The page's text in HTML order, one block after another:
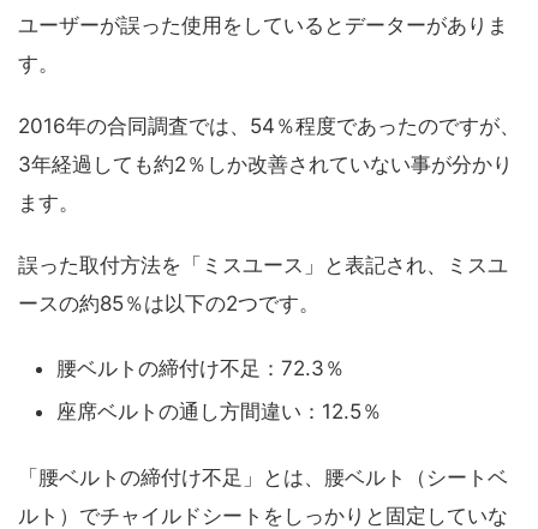
ユーザーが誤った使用をしているとデーターがありま
す。
2016年の合同調査では、54％程度であったのですが、
3年経過しても約2％しか改善されていない事が分かり
ます。
誤った取付方法を「ミスユース」と表記され、ミスユ
ースの約85％は以下の2つです。
腰ベルトの締付け不足：72.3％
座席ベルトの通し方間違い：12.5％
「腰ベルトの締付け不足」とは、腰ベルト（シートベ
ルト）でチャイルドシートをしっかりと固定していな